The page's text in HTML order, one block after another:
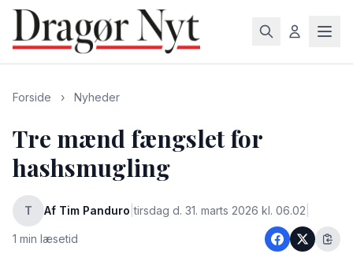
Forside › Nyheder
Tre mænd fængslet for
hashsmugling
T Af Tim Panduro |tirsdag d. 31. marts 2026 kl. 06.02
1 min læsetid